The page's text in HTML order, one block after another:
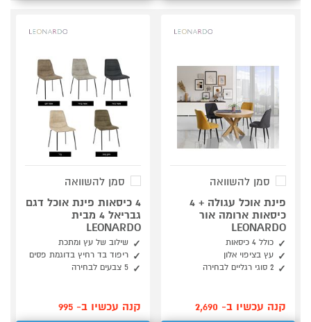
סמן להשוואה
פינת אוכל עגולה + 4
כיסאות ארומה אור
LEONARDO
כולל 4 כיסאות
עץ בציפוי אלון
2 סוגי רגליים לבחירה
קנה עכשיו ב- 2,690
סמן להשוואה
4 כיסאות פינת אוכל דגם
גבריאל 4 מבית
LEONARDO
שילוב של עץ ומתכת
ריפוד בד רחיץ בדוגמת פסים
5 צבעים לבחירה
קנה עכשיו ב- 995